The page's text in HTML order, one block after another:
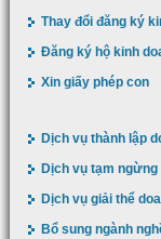
Thay đổi đăng ký
Đăng ký hộ kinh
Xin giấy phép con
Dịch vụ thành lập
Dịch vụ tạm ngừng
Dịch vụ giải thể
Bổ sung ngành